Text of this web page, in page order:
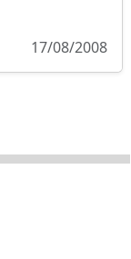
17/08/2008